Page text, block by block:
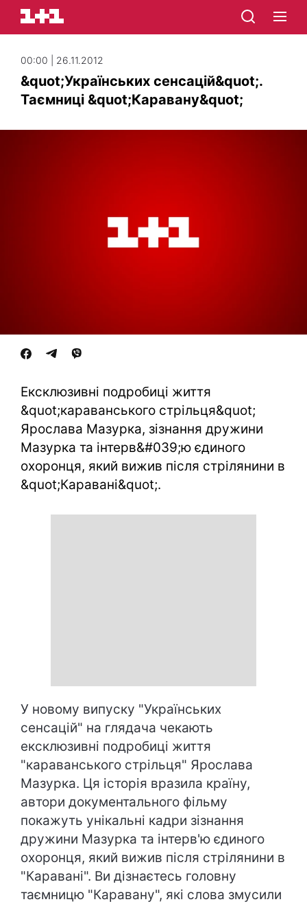
00:00 | 26.11.2012
&quot;Українських сенсацій&quot;.
Таємниці &quot;Каравану&quot;
Ексклюзивні подробиці життя
&quot;караванського стрільця&quot;
Ярослава Мазурка, зізнання дружини
Мазурка та інтерв&#039;ю єдиного
охоронця, який вижив після стрілянини в
&quot;Каравані&quot;.
У новому випуску "Українських
сенсацій" на глядача чекають
ексклюзивні подробиці життя
"караванського стрільця" Ярослава
Мазурка. Ця історія вразила країну,
автори документального фільму
покажуть унікальні кадри зізнання
дружини Мазурка та інтерв'ю єдиного
охоронця, який вижив після стрілянини в
"Каравані". Ви дізнаєтесь головну
таємницю "Каравану", які слова змусили